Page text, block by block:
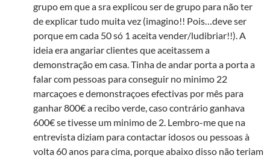
grupo em que a sra explicou ser de grupo para não ter
de explicar tudo muita vez (imagino!! Pois…deve ser
porque em cada 50 só 1 aceita vender/ludibriar!!). A
ideia era angariar clientes que aceitassem a
demonstração em casa. Tinha de andar porta a porta a
falar com pessoas para conseguir no minimo 22
marcaçoes e demonstraçoes efectivas por mês para
ganhar 800€ a recibo verde, caso contrário ganhava
600€ se tivesse um minimo de 2. Lembro-me que na
entrevista diziam para contactar idosos ou pessoas à
volta 60 anos para cima, porque abaixo disso não teriam